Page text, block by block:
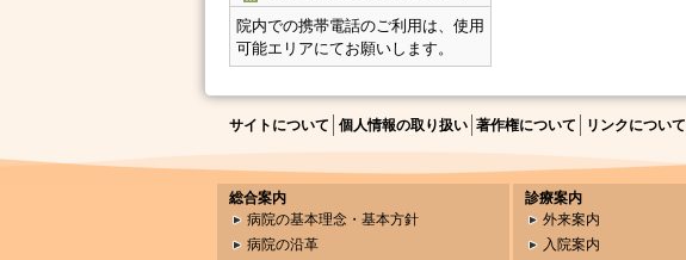
院内での携帯電話のご利用は、使用
可能エリアにてお願いします。
サイトについて 個人情報の取り扱い 著作権について リンクについて
総合案内
病院の基本理念・基本方針
病院の沿革
診療案内
外来案内
入院案内